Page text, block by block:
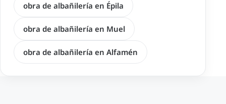
obra de albañilería en Épila
obra de albañilería en Muel
obra de albañilería en Alfamén